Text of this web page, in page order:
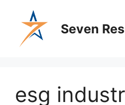
Seven
esg